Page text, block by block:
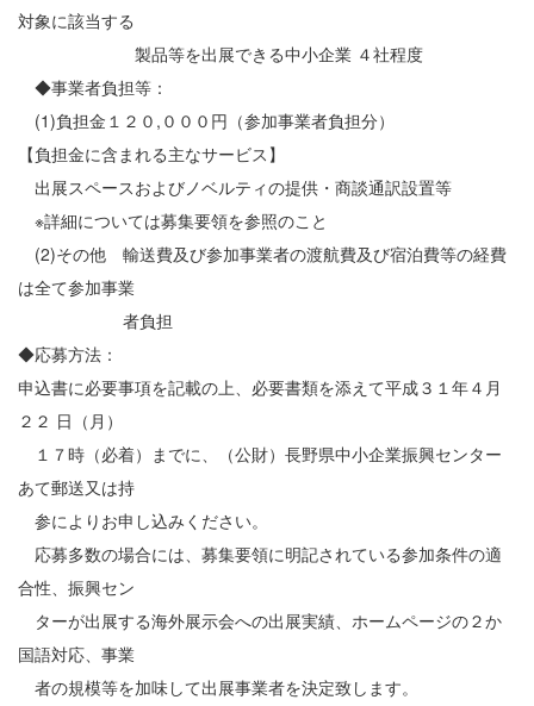
対象に該当する
製品等を出展できる中小企業 ４社程度
◆事業者負担等：
(1)負担金１２０,０００円（参加事業者負担分）
【負担金に含まれる主なサービス】
出展スペースおよびノベルティの提供・商談通訳設置等
※詳細については募集要領を参照のこと
(2)その他 輸送費及び参加事業者の渡航費及び宿泊費等の経費
は全て参加事業
者負担
◆応募方法：
申込書に必要事項を記載の上、必要書類を添えて平成３１年４月
２２ 日（月）
１７時（必着）までに、（公財）長野県中小企業振興センター
あて郵送又は持
参によりお申し込みください。
応募多数の場合には、募集要領に明記されている参加条件の適
合性、振興セン
ターが出展する海外展示会への出展実績、ホームページの２か
国語対応、事業
者の規模等を加味して出展事業者を決定致します。